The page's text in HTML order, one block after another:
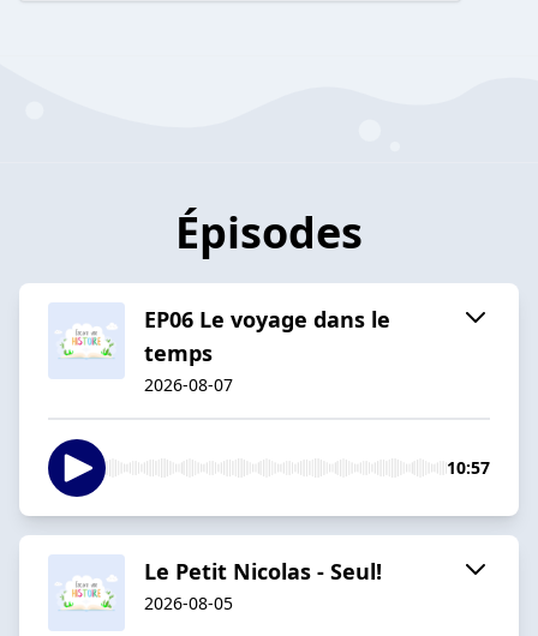
Épisodes
EP06 Le voyage dans le
temps
2026-08-07
10:57
Le Petit Nicolas - Seul!
2026-08-05